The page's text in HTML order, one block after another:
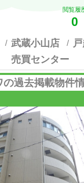
閲覧履
0
武蔵小山店
売買センター
の過去掲載物件